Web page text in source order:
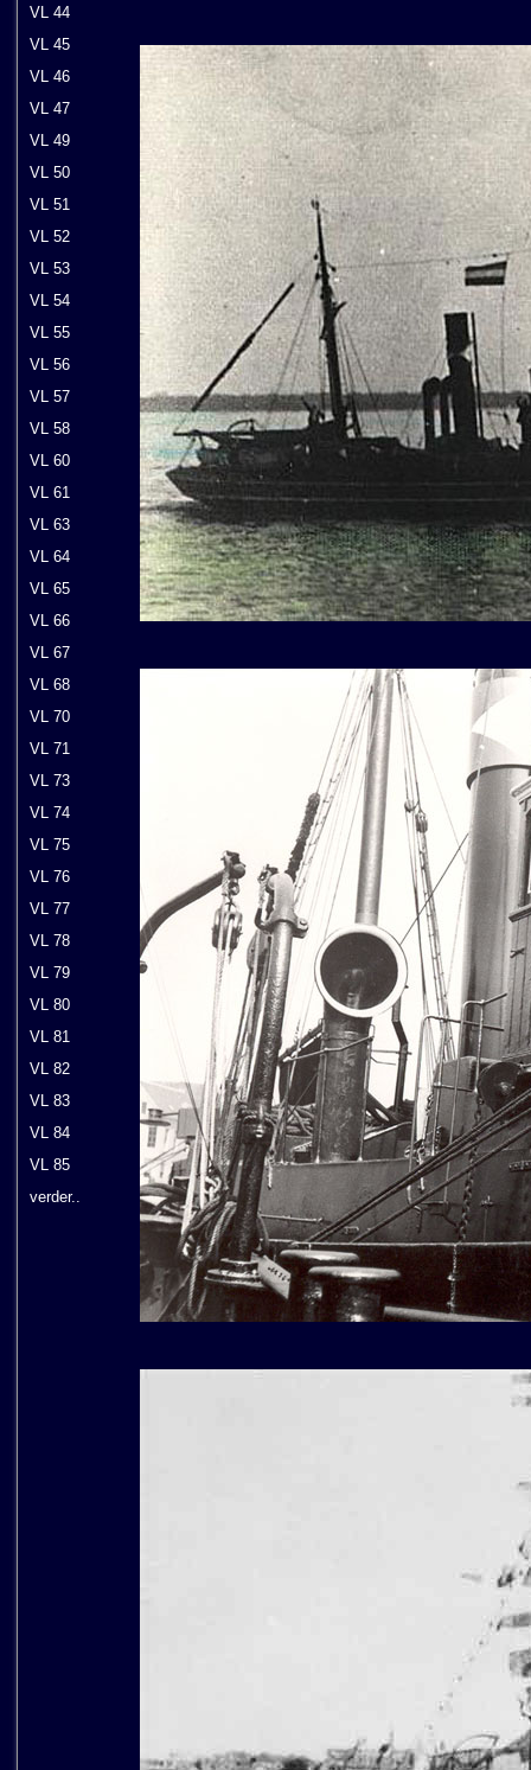
VL 44
VL 45
VL 46
VL 47
VL 49
VL 50
VL 51
VL 52
VL 53
VL 54
VL 55
VL 56
VL 57
VL 58
VL 60
VL 61
VL 63
VL 64
VL 65
VL 66
VL 67
VL 68
VL 70
VL 71
VL 73
VL 74
VL 75
VL 76
VL 77
VL 78
VL 79
VL 80
VL 81
VL 82
VL 83
VL 84
VL 85
verder..